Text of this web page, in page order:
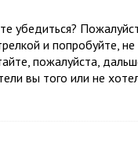
убедиться?
и попробуйте, не
пожалуйста,
вы того или не